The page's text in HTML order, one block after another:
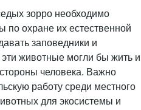
зорро необходимо
по охране их естественной
заповедники и
животные могли бы жить и
человека. Важно
работу среди местного
для экосистемы и